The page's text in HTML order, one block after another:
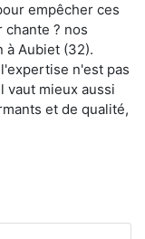
empêcher ces
chante ? nos
à Aubiet (32).
n'est pas
vaut mieux aussi
et de qualité,